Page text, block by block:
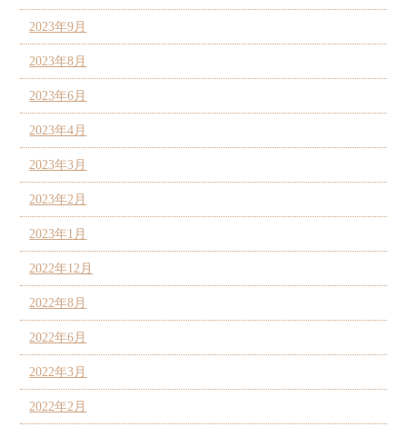
2023年9月
2023年8月
2023年6月
2023年4月
2023年3月
2023年2月
2023年1月
2022年12月
2022年8月
2022年6月
2022年3月
2022年2月